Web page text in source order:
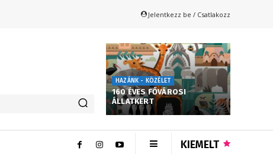
Jelentkezz be / Csatlakozz
HAZÁNK - KÖZÉLET
160 ÉVES FŐVÁROSI
ÁLLATKERT
KIEMELT